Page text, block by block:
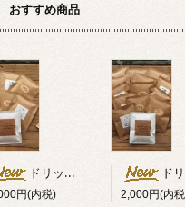
おすすめ商品
ドリップバック 5袋セット送料無料
円(内税)
ドリップバック 12
2,000円(内